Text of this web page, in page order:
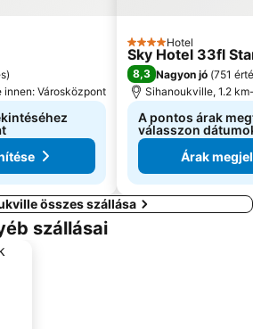
)
innen: Városközpont
4 Kategória
Hotel
Sky Hotel 33fl
8,3 Nagyon jó (751
Sihanoukville, 1.2
A pontos árak
válasszon
Árak
összes szállása
szállásai